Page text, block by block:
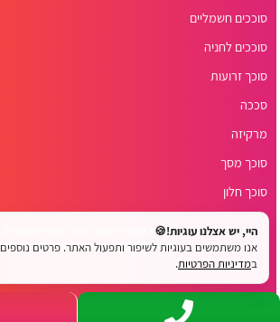
סוככים חשמליים
סוככים לחניה
סוכך זרועות
סככה
מרקיזה
סוכך מסך
סוכך חלון
pergolas4u.co.il@gmail.com | טלפון: 077-3647552
היי, יש אצלנו עוגיות!🍪
אנו משתמשים בעוגיות לשיפור ותפעול האתר. פרטים נוספים
במדיניות הפרטיות.